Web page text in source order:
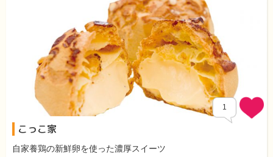
1
こっこ家
自家養鶏の新鮮卵を使った濃厚スイーツ